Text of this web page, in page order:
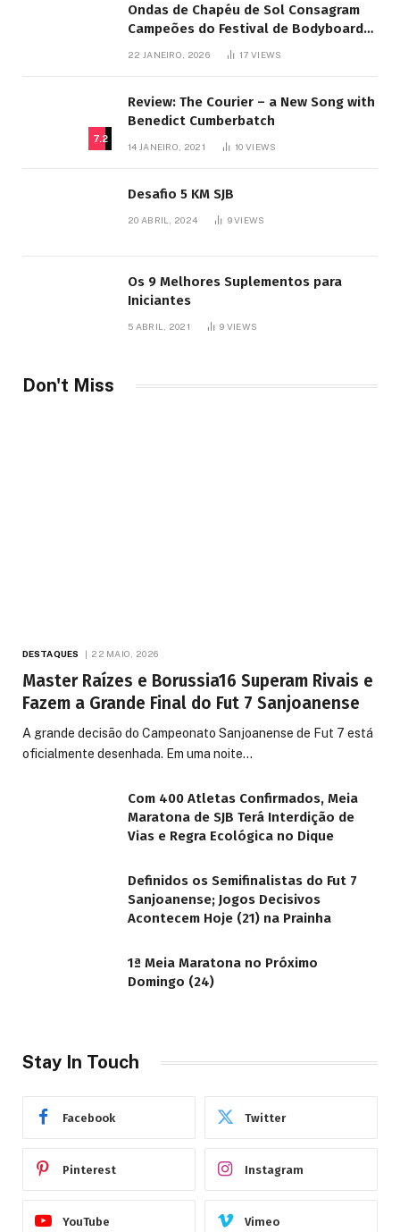
Ondas de Chapéu de Sol Consagram
Campeões do Festival de Bodyboard
22 JANEIRO, 2026 17VIEWS
7.2
Review: The Courier – a New Song with
Benedict Cumberbatch
14 JANEIRO, 2021 10VIEWS
Desafio 5 KM SJB
20 ABRIL, 2024 9VIEWS
Os 9 Melhores Suplementos para
Iniciantes
5 ABRIL, 2021 9 VIEWS
Don't Miss
DESTAQUES 22 MAIO, 2026
Master Raízes e Borussia16 Superam Rivais e
Fazem a Grande Final do Fut 7 Sanjoanense
A grande decisão do Campeonato Sanjoanense de Fut 7 está
oficialmente desenhada. Em uma noite…
Com 400 Atletas Confirmados, Meia
Maratona de SJB Terá Interdição de
Vias e Regra Ecológica no Dique
Definidos os Semifinalistas do Fut 7
Sanjoanense; Jogos Decisivos
Acontecem Hoje (21) na Prainha
1ª Meia Maratona no Próximo
Domingo (24)
Stay In Touch
Facebook Twitter
Pinterest Instagram
YouTube Vimeo